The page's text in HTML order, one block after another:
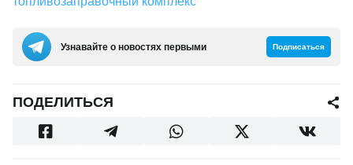
Узнавайте о новостях первыми Подписаться
ПОДЕЛИТЬСЯ